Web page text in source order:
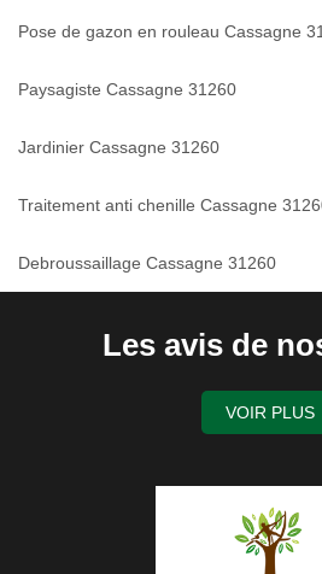
Pose de gazon en rouleau Cassagne
Paysagiste Cassagne 31260
Jardinier Cassagne 31260
Traitement anti chenille Cassagne
Debroussaillage Cassagne 31260
Les avis de
VOIR PLUS